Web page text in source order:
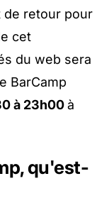
de retour pour
cet
du web sera
BarCamp
à 23h00à
qu'est-